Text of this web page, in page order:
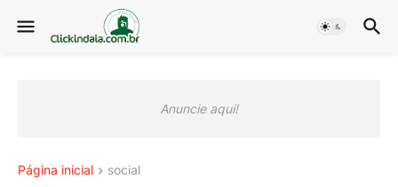
Anuncie aqui!
Página inicial social